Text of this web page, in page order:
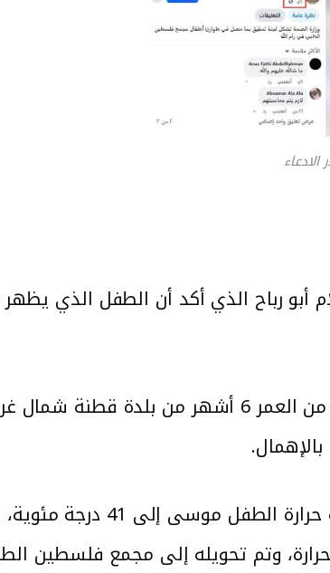
رباح الذي أكد أن الطفل الذي
وفي تفاصيل وفاة الطفل موسى أبو رباح، أفاد جده إبراهيم أنه يبلغ
وأضاف أبو رباح -موضحًا- أنه بتاريخ 14 كانون
وتم تحويله إلى مجمع فلسطين